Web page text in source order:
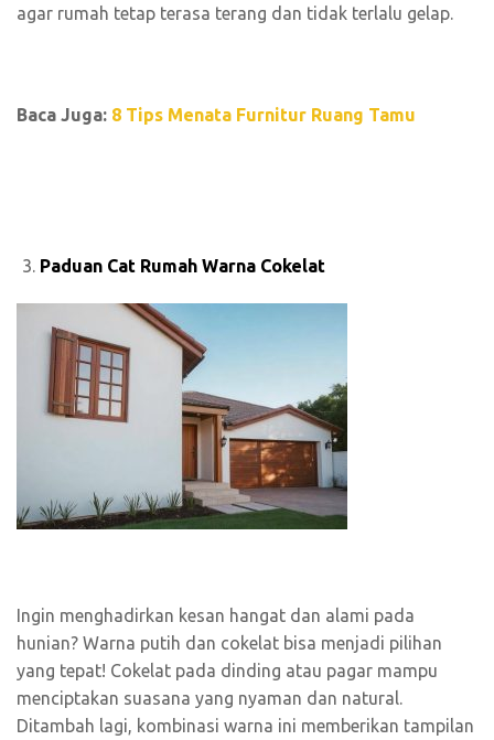
agar rumah tetap terasa terang dan tidak terlalu gelap.
Baca Juga: 8 Tips Menata Furnitur Ruang Tamu
Paduan Cat Rumah Warna Cokelat
Ingin menghadirkan kesan hangat dan alami pada
hunian? Warna putih dan cokelat bisa menjadi pilihan
yang tepat! Cokelat pada dinding atau pagar mampu
menciptakan suasana yang nyaman dan natural.
Ditambah lagi, kombinasi warna ini memberikan tampilan